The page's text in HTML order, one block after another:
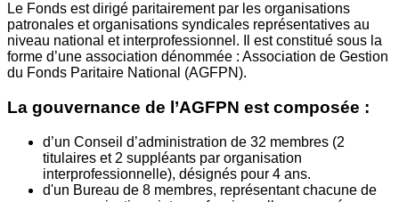
Le Fonds est dirigé paritairement par les organisations
patronales et organisations syndicales représentatives au
niveau national et interprofessionnel. Il est constitué sous la
forme d’une association dénommée : Association de Gestion
du Fonds Paritaire National (AGFPN).
La gouvernance de l’AGFPN est composée :
d’un Conseil d’administration de 32 membres (2
titulaires et 2 suppléants par organisation
interprofessionnelle), désignés pour 4 ans.
d'un Bureau de 8 membres, représentant chacune de